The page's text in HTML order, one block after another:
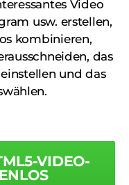
Video
usw. erstellen,
kombinieren,
das
und das
VIDEO-